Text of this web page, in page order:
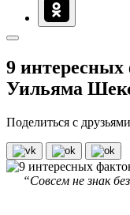
9
Уильяма
Поделиться с
“Совсем не знак